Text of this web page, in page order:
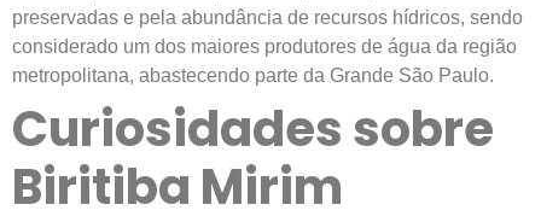
preservadas e pela abundância de recursos hídricos, sendo
considerado um dos maiores produtores de água da região
metropolitana, abastecendo parte da Grande São Paulo.
Curiosidades sobre
Biritiba Mirim